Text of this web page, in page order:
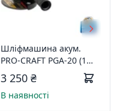
Шліфмашина акум.
PRO-CRAFT PGA-20 (1
АКБ 20 4А/г O 125mm)
кейс 030299
3 250 ₴
В наявності